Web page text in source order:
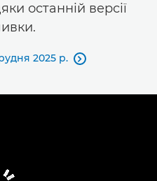
останній версії
2025 р. 